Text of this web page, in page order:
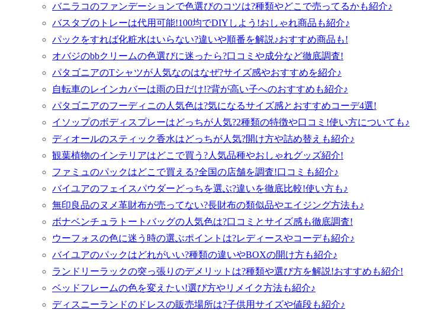
バニラコのファンデーションで色選びのコツは?種類やどこで売ってるかも紹介♪
バスタブのトレーは代用可能!100均でDIYしよう!おしゃれ商品も紹介♪
パックをすれば化粧水はいらない?違いや順番を解説♪おすすめ商品も!
オバジのbbクリームの色選びに迷ったら?口コミや成分など徹底調査!
パタゴニアのTシャツが人気なのはなぜ?サイズ感やおすすめを紹介♪
自転車のレインカバーは雨の日だけ!?背が高い子へのおすすめも紹介♪
パタゴニアのフーディニの人気色は?気になるサイズ感とおすすめコーデ4選!
イソップのボディスプレーはどっちが人気?2種類の特徴や口コミ!使い方についても♪
ディオールのスティック香水はどっちが人気?開け方や詰め替えも紹介♪
観葉植物のインテリアはどこで買う?人気品種やおしゃれグッズ紹介!
ファミュのパックはどこで買える?全国の店舗を調査!口コミも紹介♪
バイユアのフェイスパウダーどっちを選ぶ?違いを徹底比較!使い方も♪
無印良品のヌメ革財布が売ってない?長財布の類似品やエイジング方法も♪
ボナベンチュラトートバッグの人気色は?口コミとサイズ感も徹底調査!
ウーフォスの色に迷う時の選ぶポイントは?レディースやコーデも紹介♪
バイユアのパックはどれがいい?種類の違いやBOXの開け方も紹介♪
ランドリーラックの突っ張りのデメリットは?種類や選び方を解説!おすすめも紹介!
ベッドフレームの色を変えたい!選び方やリメイク方法も紹介♪
ディスニーランドのドレスの販売場所は?子供用サイズや値段も紹介♪